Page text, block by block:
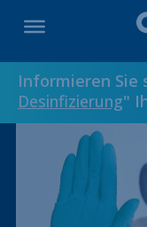
Informieren Sie
Desinfizierung"